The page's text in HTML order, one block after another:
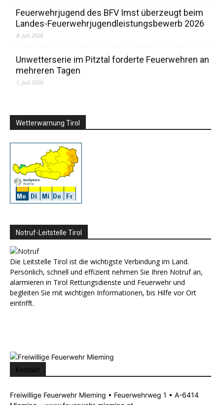
Feuerwehrjugend des BFV Imst überzeugt beim
Landes-Feuerwehrjugendleistungsbewerb 2026
8. Juli 2026
Unwetterserie im Pitztal forderte Feuerwehren an
mehreren Tagen
1. Juli 2026
Wetterwarnung Tirol
Notruf-Leitstelle Tirol
Die Leitstelle Tirol ist die wichtigste Verbindung im Land.
Persönlich, schnell und effizient nehmen Sie Ihren Notruf an,
alarmieren in Tirol Rettungsdienste und Feuerwehr und
begleiten Sie mit wichtigen Informationen, bis Hilfe vor Ort
eintrifft.
Kontakt
Freiwillige Feuerwehr Mieming • Feuerwehrweg 1 • A-6414